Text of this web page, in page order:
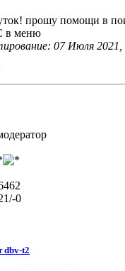
прошу помощи в
в меню
07 Июля
0
dbv-t2